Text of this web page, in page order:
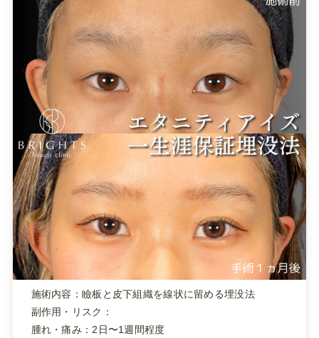
施術内容：瞼板と皮下組織を線状に留める埋没法
副作用・リスク：
腫れ・痛み：2日〜1週間程度